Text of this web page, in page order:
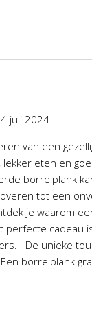
juli 2024
van een
eten en
borrelplank
tot een
je waarom
perfecte cadeau
De unieke
borrelplank